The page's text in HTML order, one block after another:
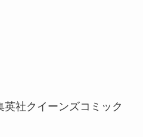
英社クイーンズコミック